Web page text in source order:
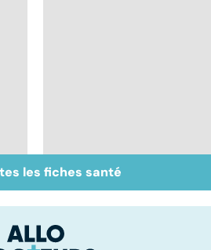
Suicide : prévenir le
passage à l'acte
les fiches santé